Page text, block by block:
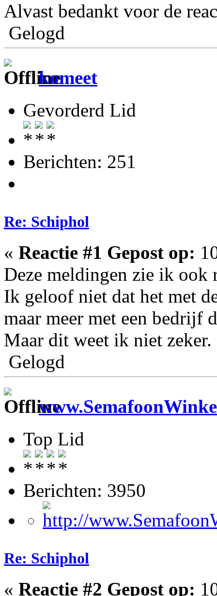
Alvast bedankt voor de
Gelogd
komeet
Gevorderd Lid
Berichten: 251
Re: Schiphol
« Reactie #1 Gepost op:
Deze meldingen zie ik
Ik geloof niet dat het met
maar meer met een bedrijf
Maar dit weet ik niet zeker.
Gelogd
Top Lid
Berichten: 3950
Re: Schiphol
« Reactie #2 Gepost op: